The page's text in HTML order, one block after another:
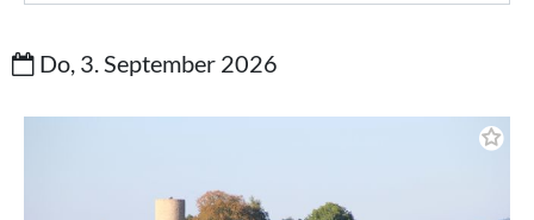
Do, 3. September 2026